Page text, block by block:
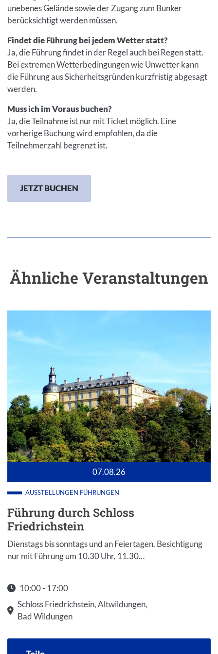
unebenes Gelände sowie der Zugang zum Bunker
berücksichtigt werden müssen.
Findet die Führung bei jedem Wetter statt?
Ja, die Führung findet in der Regel auch bei Regen statt.
Bei extremen Wetterbedingungen wie Unwetter kann
die Führung aus Sicherheitsgründen kurzfristig abgesagt
werden.
Muss ich im Voraus buchen?
Ja, die Teilnahme ist nur mit Ticket möglich. Eine
vorherige Buchung wird empfohlen, da die
Teilnehmerzahl begrenzt ist.
JETZT BUCHEN
Ähnliche Veranstaltungen
07.08.26
AUSSTELLUNGEN FÜHRUNGEN
Führung durch Schloss
Friedrichstein
Dienstags bis sonntags und an Feiertagen. Besichtigung
nur mit Führung um 10.30 Uhr, 11.30…
10:00 - 17:00
Startzeit: 10:00
Schloss Friedrichstein, Altwildungen,
Bad Wildungen